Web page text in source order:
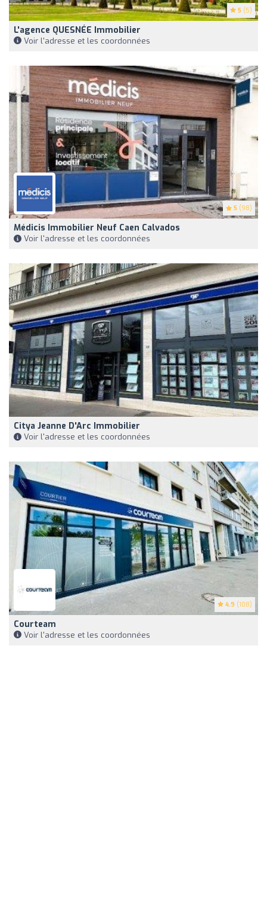
5 (5)
L'agence QUESNÉE Immobilier
Voir l'adresse et les coordonnées
5 (98)
Médicis Immobilier Neuf Caen Calvados
Voir l'adresse et les coordonnées
Citya Jeanne D'Arc Immobilier
Voir l'adresse et les coordonnées
4.9 (108)
Courteam
Voir l'adresse et les coordonnées